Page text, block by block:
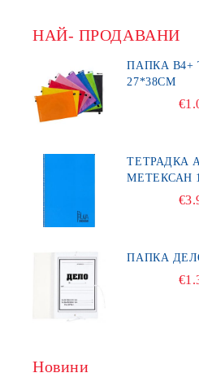
НАЙ- ПРОДАВАНИ
ПАПКА В4+ ТЕКСТИЛ С ЦИП
27*38СМ
ТЕТРАДКА
Новини